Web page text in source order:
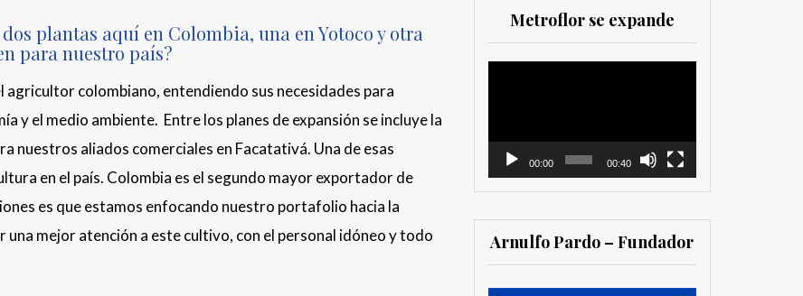
dos plantas aquí en Colombia, una en Yotoco y otra
para nuestro país?
agricultor colombiano, entendiendo sus necesidades para
y el medio ambiente. Entre los planes de expansión se incluye la
nuestros aliados comerciales en Facatativá. Una de esas
en el país. Colombia es el segundo mayor exportador de
es que estamos enfocando nuestro portafolio hacia la
mejor atención a este cultivo, con el personal idóneo y todo
Metroflor se expande
00:00 00:40
Arnulfo Pardo – Fundador